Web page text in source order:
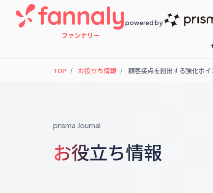
powered by
fannaly
開催予定の
TOP お役立ち情報 顧客接点を創出する強化ポ
prisma Journal
お役立ち情報